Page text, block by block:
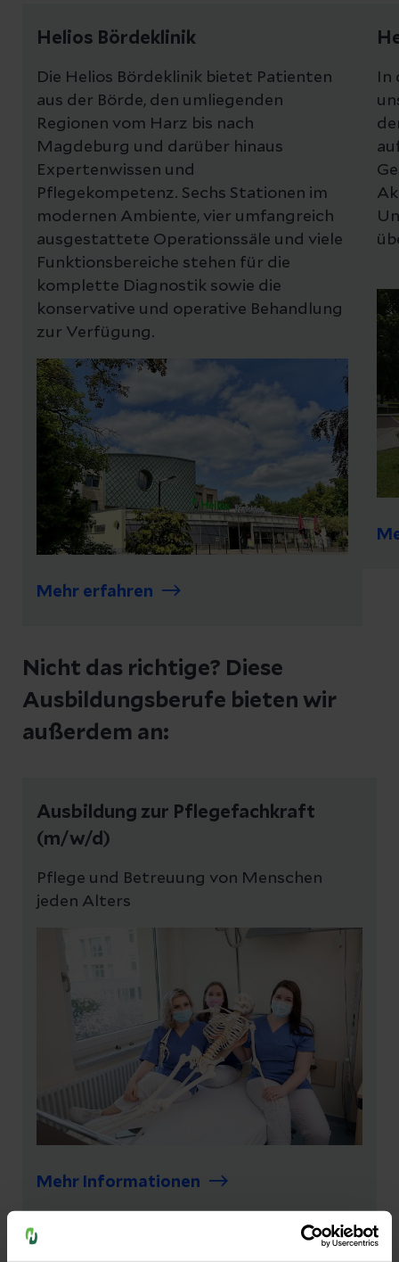
Helios Bördeklinik
Die Helios Bördeklinik bietet Patienten
aus der Börde, den umliegenden
Regionen vom Harz bis nach
Magdeburg und darüber hinaus
Expertenwissen und
Pflegekompetenz. Sechs Stationen im
modernen Ambiente, vier umfangreich
ausgestattete Operationssäle und viele
Funktionsbereiche stehen für die
komplette Diagnostik sowie die
konservative und operative Behandlung
zur Verfügung.
Mehr erfahren
Nicht das richtige? Diese
Ausbildungsberufe bieten wir
außerdem an:
Ausbildung zur Pflegefachkraft
(m/w/d)
Pflege und Betreuung von Menschen
jeden Alters
Mehr Informationen